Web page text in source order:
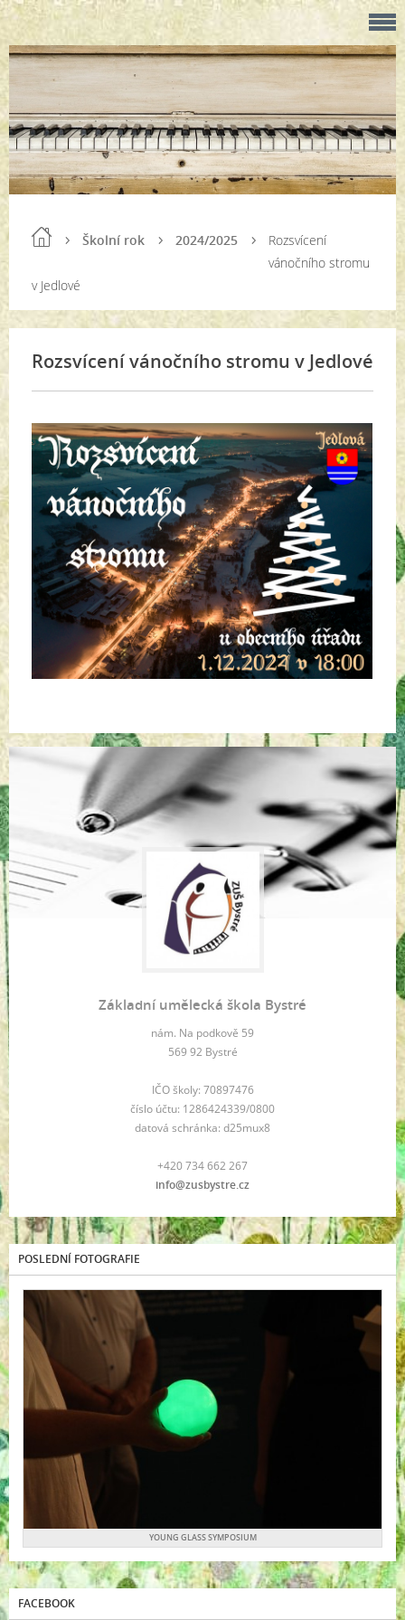
Školní rok 2024/2025
Rozsvícení
vánočního stromu
v Jedlové
Rozsvícení vánočního stromu v Jedlové
Základní umělecká škola Bystré
nám. Na podkově 59
569 92 Bystré
IČO školy: 70897476
číslo účtu: 1286424339/0800
datová schránka: d25mux8
+420 734 662 267
info@zusbystre.cz
POSLEDNÍ FOTOGRAFIE
YOUNG GLASS SYMPOSIUM
FACEBOOK